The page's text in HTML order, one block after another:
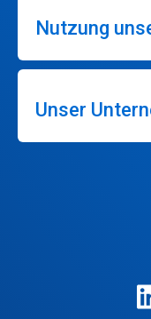
Nutzung
Unser